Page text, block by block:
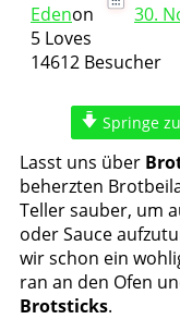
Edenon 30.
5 Loves
14612 Besucher
Springe
Lasst uns über
beherzten
Teller sauber, um
oder Sauce
wir schon ein
ran an den Ofen
Brotsticks.